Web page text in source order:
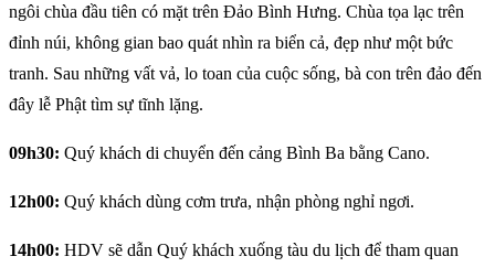
ngôi chùa đầu tiên có mặt trên Đảo Bình Hưng. Chùa tọa lạc trên
đỉnh núi, không gian bao quát nhìn ra biển cả, đẹp như một bức
tranh. Sau những vất vả, lo toan của cuộc sống, bà con trên đảo đến
đây lễ Phật tìm sự tĩnh lặng.
09h30: Quý khách di chuyển đến cảng Bình Ba bằng Cano.
12h00: Quý khách dùng cơm trưa, nhận phòng nghỉ ngơi.
14h00: HDV sẽ dẫn Quý khách xuống tàu du lịch để tham quan